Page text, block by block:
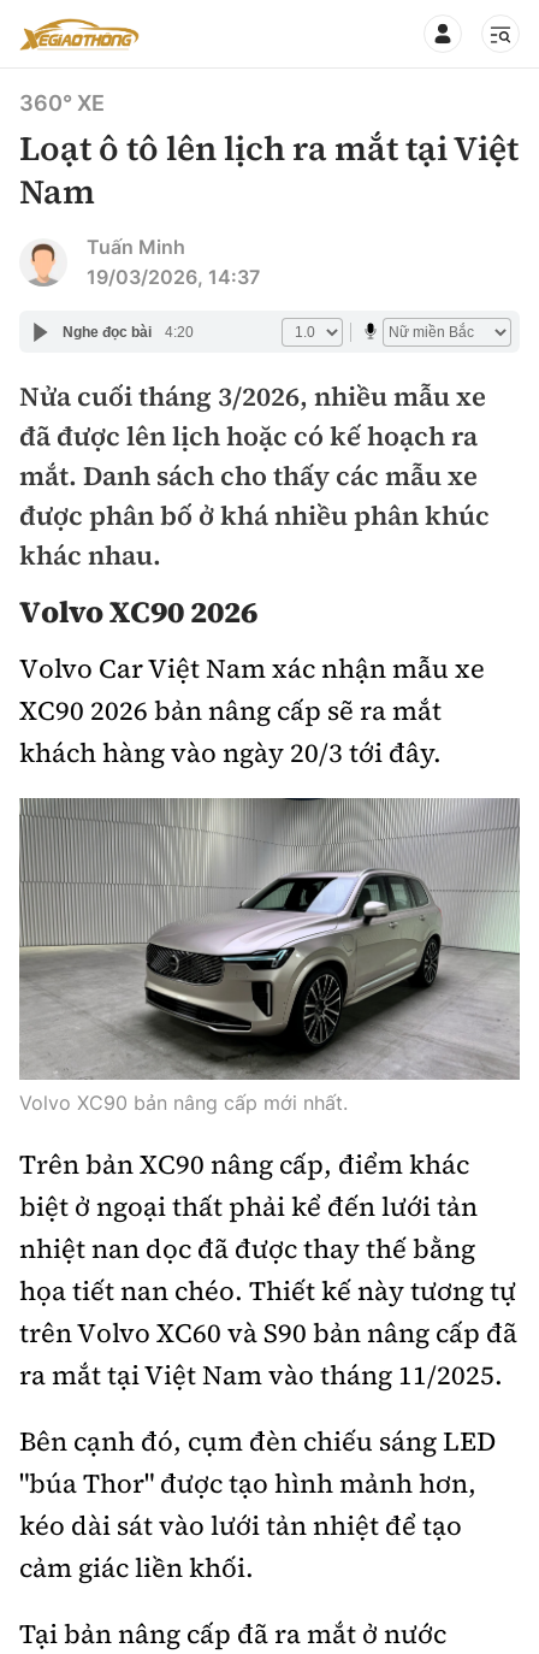
360° xe
Chính sách
Hạ tầng phương tiện
Góc nhìn
Tâm điểm
Xe du lịch
Xe chuyên dụng
Xe máy
Đánh giá xe
Đánh giá xe mới
So sánh
Lái mới
Tư vấn sử dụng
Chọn xe
Lái xe an toàn
Bảo hiểm xe
Sản phẩm bảo hiểm
Bồi thường bảo hiểm
Video
Review xe
Giới thiệu xe
Tư vấn
Ô tô
Xe máy
Cơ quan chủ quản: Bộ Xây dựng
Tổng biên tập:Nguyễn Thị Hồng Nga
Trưởng ban Ô tô - Xe máy:Nguyễn Tiến Mạnh
Chuyên trang của Báo Xây dựng
Tòa soạn: Số 2 Nguyễn Công Hoan, phường Giảng Võ,
Hà Nội.
Hotline: 0967 376 459;
Liên hệ quảng cáo phát hành: 0915.057.282
bandoc@baoxaydung.vn
Thông tin tòa soạn
360° XE
Loạt ô tô lên lịch ra mắt tại Việt
Nam
Tuấn Minh
19/03/2026, 14:37
Nghe đọc bài 4:20
Nửa cuối tháng 3/2026, nhiều mẫu xe
đã được lên lịch hoặc có kế hoạch ra
mắt. Danh sách cho thấy các mẫu xe
được phân bố ở khá nhiều phân khúc
khác nhau.
Volvo XC90 2026
Volvo Car Việt Nam xác nhận mẫu xe
XC90 2026 bản nâng cấp sẽ ra mắt
khách hàng vào ngày 20/3 tới đây.
Volvo XC90 bản nâng cấp mới nhất.
Trên bản XC90 nâng cấp, điểm khác
biệt ở ngoại thất phải kể đến lưới tản
nhiệt nan dọc đã được thay thế bằng
họa tiết nan chéo. Thiết kế này tương tự
trên Volvo XC60 và S90 bản nâng cấp đã
ra mắt tại Việt Nam vào tháng 11/2025.
Bên cạnh đó, cụm đèn chiếu sáng LED
"búa Thor" được tạo hình mảnh hơn,
kéo dài sát vào lưới tản nhiệt để tạo
cảm giác liền khối.
Tại bản nâng cấp đã ra mắt ở nước